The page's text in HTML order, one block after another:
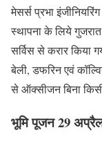
मेसर्स प्रभा
स्थापना के लिये
सर्विस से करार किया
बेली, डफरिन एवं
से ऑक्सीजन बिना
भूमि पूजन 29